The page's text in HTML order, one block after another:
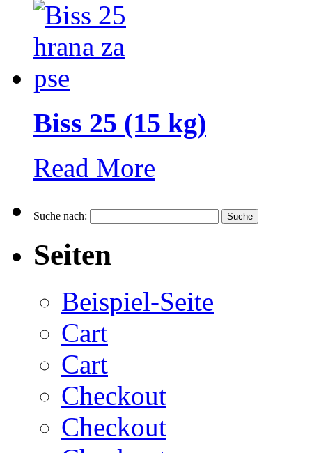
Biss 25 (15 kg)
Read More
Suche nach:
Seiten
Beispiel-Seite
Cart
Cart
Checkout
Checkout